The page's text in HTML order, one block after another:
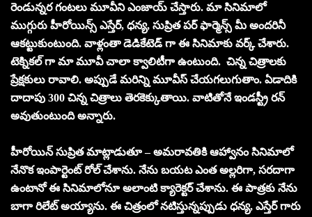
రెండున్నర గంటలు మూవీని ఎంజాయ్ చేస్తారు. మా సినిమాలో
ముగ్గురు హీరోయిన్స్ ఎస్తేర్, ధన్య, సుప్రిత పర్ ఫార్మెన్స్ మీ అందరినీ
ఆకట్టుకుంటుంది. వాళ్లంతా డెడికేటెడ్ గా ఈ సినిమాకు వర్క్ చేశారు.
టెక్నికల్ గా మా మూవీ చాలా క్వాలిటీగా ఉంటుంది. చిన్న చిత్రాలకు
ప్రేక్షకులు రావాలి. అప్పుడే మరిన్ని మూవీస్ చేయగలుగుతాం. ఏడాదికి
దాదాపు 300 చిన్న చిత్రాలు తెరకెక్కుతాయి. వాటితోనే ఇండస్ట్రీ రన్
అవుతుంటుంది అన్నారు.
హీరోయిన్ సుప్రిత మాట్లాడుతూ – అమరావతికి ఆహ్వానం సినిమాలో
నేనొక ఇంపార్టెంట్ రోల్ చేశాను. నేను బయట ఎంత అల్లరిగా, సరదాగా
ఉంటానో ఈ సినిమాలోనూ అలాంటి క్యారెక్టర్ చేశాను. ఈ పాత్రకు నేను
బాగా రిలేట్ అయ్యాను. ఈ చిత్రంలో నటిస్తున్నప్పుడు ధన్య, ఎస్తేర్ గారు